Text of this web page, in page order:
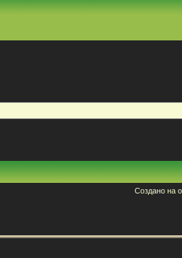
Создано на